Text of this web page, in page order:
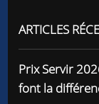
ARTICLES
Prix Servir
font la